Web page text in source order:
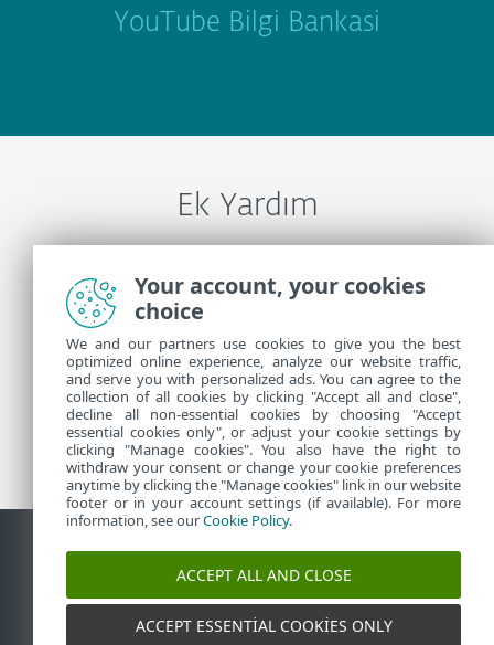
YouTube Bilgi Bankasi
Ek Yardım
Daha Fazla Bilgi
Destek Haberleri
Müşteriler İçin Tavsiyeleri
Güvenlik açığı raporla Çerez politikası
yönet
Site haritası
Your account, your cookies
choice
We and our partners use cookies to give you the best
optimized online experience, analyze our website traffic,
and serve you with personalized ads. You can agree to the
collection of all cookies by clicking "Accept all and close",
decline all non-essential cookies by choosing "Accept
essential cookies only", or adjust your cookie settings by
clicking "Manage cookies". You also have the right to
withdraw your consent or change your cookie preferences
anytime by clicking the "Manage cookies" link in our website
footer or in your account settings (if available). For more
information, see ourCookie Policy.
ACCEPT ALL AND CLOSE
ACCEPT ESSENTIAL COOKIES ONLY